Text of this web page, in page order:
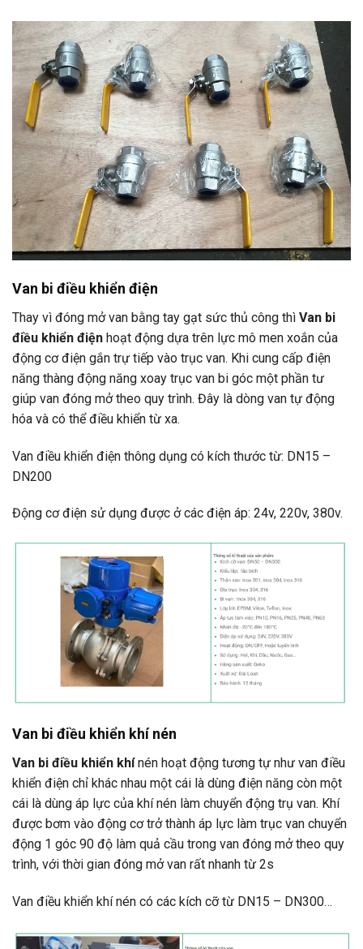
Van bi điều khiển điện
Thay vì đóng mở van bằng tay gạt sức thủ công thì Van bi
điều khiển điện hoạt động dựa trên lực mô men xoắn của
động cơ điện gắn trự tiếp vào trục van. Khi cung cấp điện
năng thàng động năng xoay trục van bi góc một phần tư
giúp van đóng mở theo quy trình. Đây là dòng van tự động
hóa và có thể điều khiển từ xa.
Van điều khiển điện thông dụng có kích thước từ: DN15 –
DN200
Động cơ điện sử dụng được ở các điện áp: 24v, 220v, 380v.
Van bi điều khiển khí nén
Van bi điều khiển khínén hoạt động tương tự như van điều
khiển điện chỉ khác nhau một cái là dùng điện năng còn một
cái là dùng áp lực của khí nén làm chuyển động trụ van. Khí
được bơm vào động cơ trở thành áp lực làm trục van chuyển
động 1 góc 90 độ làm quả cầu trong van đóng mở theo quy
trình, với thời gian đóng mở van rất nhanh từ 2s
Van điều khiển khí nén có các kích cỡ từ DN15 – DN300…